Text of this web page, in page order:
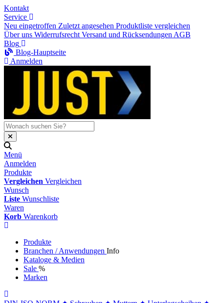
Kontakt
Service
Neu eingetroffen Zuletzt angesehen Produktliste vergleichen
Über uns Widerrufsrecht Versand und Rücksendungen AGB
Blog
Blog-Hauptseite
Anmelden
Menü
Anmelden
Produkte
Vergleichen Vergleichen
Wunsch
Liste Wunschliste
Waren
Korb Warenkorb
Produkte
Branchen / Anwendungen Info
Kataloge & Medien
Sale %
Marken